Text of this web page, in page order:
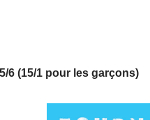
6 (15/1 pour les garçons)